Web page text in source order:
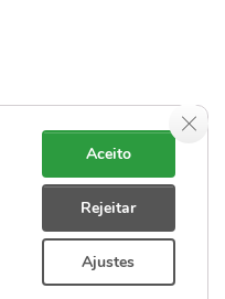
Aceito
Rejeitar
Ajustes